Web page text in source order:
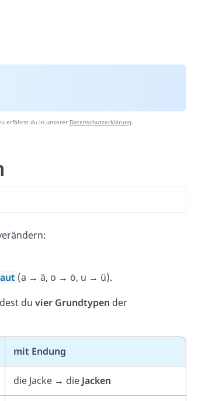
erfährst du in unserer Datenschutzerklärung.
(a → ä, o → ö, u → ü).
du vier Grundtypen der
mit Endung
die Jacke → die Jacken